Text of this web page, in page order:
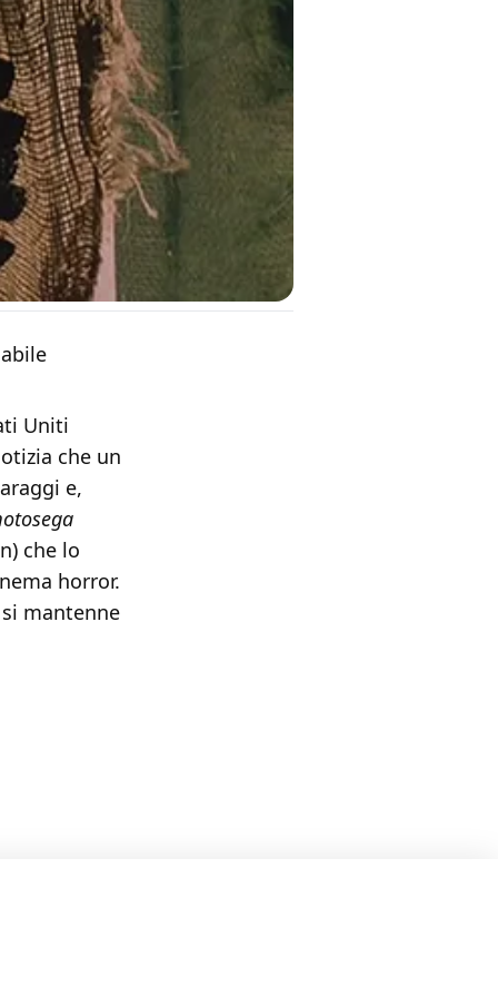
Uniti
che un
e,
che lo
horror.
mantenne